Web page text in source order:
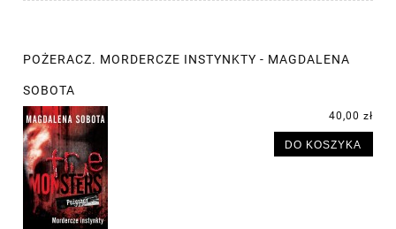
POŻERACZ. MORDERCZE INSTYNKTY - MAGDALENA
SOBOTA
40,00 zł
DO KOSZYKA